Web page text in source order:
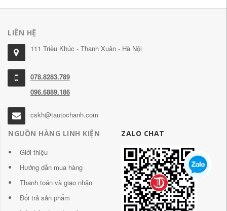
LIÊN HỆ
111 Triều Khúc - Thanh Xuân - Hà Nội
078.8283.789
096.6889.186
cskh@tautochanh.com
NGUỒN HÀNG LINH KIỆN
Giới thiệu
Hướng dẫn mua hàng
Thanh toán và giao nhận
Đổi trả sản phẩm
ZALO CHAT